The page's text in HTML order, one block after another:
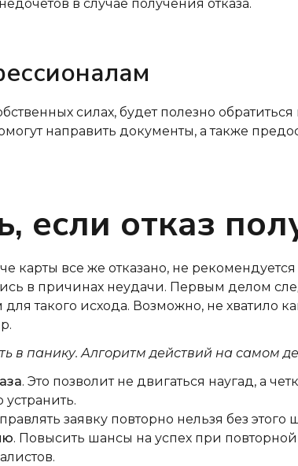
в случае получения отказа.
силах, будет полезно
направить документы, а также
если отказ
карты все же отказано, не
в причинах неудачи. Первым делом
такого исхода. Возможно, не хватило
в панику. Алгоритм действий на самом
. Это позволит не двигаться наугад, а
заявку повторно нельзя без этого
. Повысить шансы на успех при